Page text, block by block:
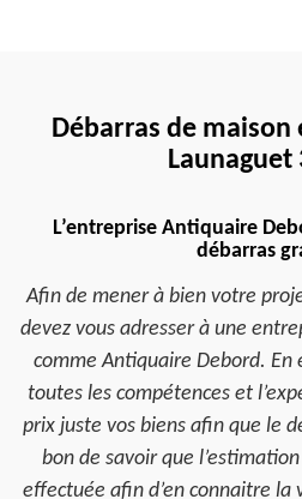
Débarras de
Launaguet
L’entreprise Antiquaire
débarras
Afin de mener à bien votre
devez vous adresser à une
comme Antiquaire Debord. En
toutes les compétences et
prix juste vos biens afin que le
bon de savoir que
effectuée afin d’en connaitre la